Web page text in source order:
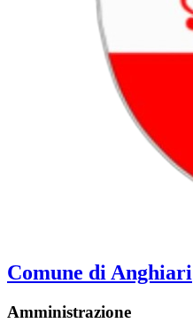
Comune di Anghiari
Amministrazione